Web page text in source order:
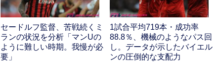
セードルフ監督、苦戦続くミ
ランの状況を分析「マンUの
ように難しい時期。我慢が必
要」
1試合平均719本・成功率
88.8％、機械のようなパス回
し。データが示したバイエル
ンの圧倒的な支配力